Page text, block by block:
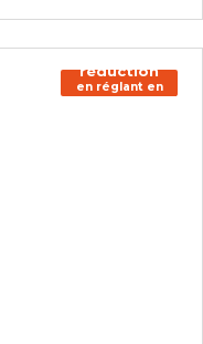
150€ de
réduction
en réglant en
chèque